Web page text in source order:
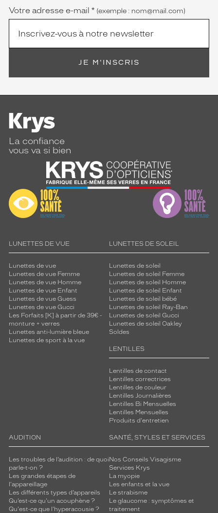
Votre adresse e-mail * (exemple : nom@mail.com)
JE M'INSCRIS
La confiance
vous va si bien
LUNETTES DE VUE
Lunettes de vue
Lunettes de vue Femme
Lunettes de vue Homme
Lunettes de vue Enfant
Lunettes de vue Guess
Lunettes de vue Gucci
Les Forfaits [K] à partir de 39€ -
monture + verres
Lunettes anti-lumière bleue
Lunettes de sport à la vue
LUNETTES DE SOLEIL
Lunettes de soleil
Lunettes de soleil Femme
Lunettes de soleil Homme
Lunettes de soleil Enfant
Lunettes de soleil bébé
Lunettes de soleil Ray-Ban
Lunettes de soleil Gucci
Lunettes de soleil Oakley
Soldes
LENTILLES
Lentilles de contact
Lentilles correctrices
Lentilles de couleur
Lentilles Journalières
Lentilles Bi Mensuelles
Lentilles Mensuelles
Produits d'entretien
AUDITION
Les troubles de l’audition : de quoi
parle-t-on ?
Les grandes étapes de
l'appareillage
Les différents types d’appareils
Qu’est-ce qu'un acouphène ?
Qu'est-ce que l'hyperacousie ?
SANTÉ, STYLES ET SERVICES
Nos Conseils Visagisme
Services Krys
La myopie
Les enfants et la vue
Le strabisme
Le glaucome : symptômes et
traitement